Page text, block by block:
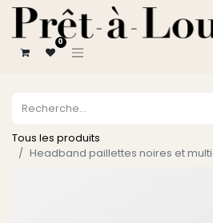
0
Tous les produits
Headband paillettes noires et